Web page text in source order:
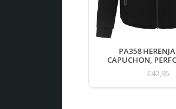
PA358
CAPUCHON,
€42,95